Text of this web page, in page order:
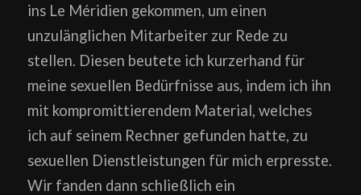
ins Le Méridien gekommen, um einen
unzulänglichen Mitarbeiter zur Rede zu
stellen. Diesen beutete ich kurzerhand für
meine sexuellen Bedürfnisse aus, indem ich ihn
mit kompromittierendem Material, welches
ich auf seinem Rechner gefunden hatte, zu
sexuellen Dienstleistungen für mich erpresste.
Wir fanden dann schließlich ein